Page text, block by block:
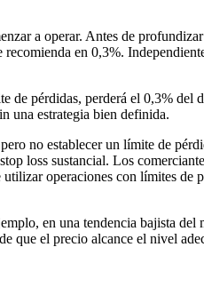
a operar. Antes de
en 0,3%.
de pérdidas, perderá el 0,3% del
una estrategia bien definida.
no establecer un límite de
loss sustancial. Los
operaciones con límites de
en una tendencia bajista del
que el precio alcance el nivel